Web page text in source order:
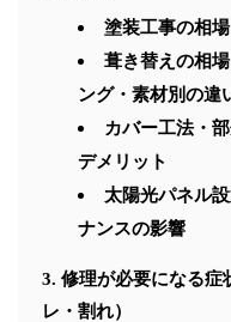
塗装工事の相
葺き替えの相
ング・素材別の違
カバー工法・
デメリット
太陽光パネル
ナンスの影響
修理が必要になる症
レ・割れ）